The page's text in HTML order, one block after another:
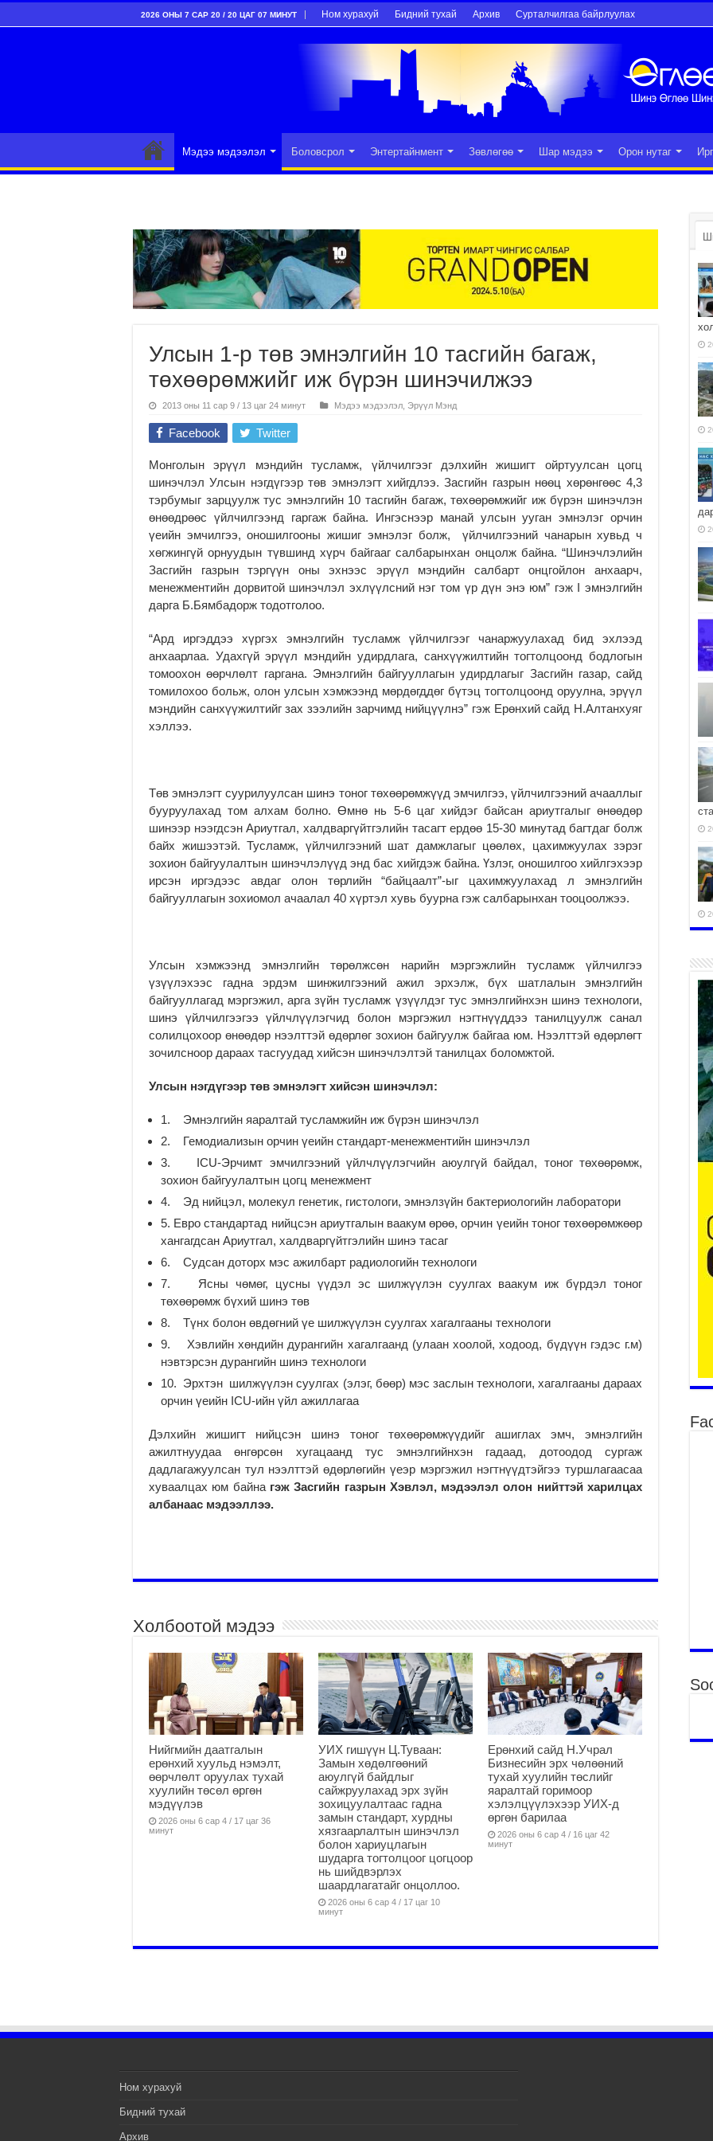
2026 ОНЫ 7 САР 20 / 20 ЦАГ 07 МИНУТ Ном хурахуй Бидний тухай Архив Сурталчилгаа байрлуулах
Мэдээ мэдээлэл Боловсрол Энтертайнмент Зөвлөгөө Шар мэдээ Орон нутаг
Улсын 1-р төв эмнэлгийн 10 тасгийн багаж,
төхөөрөмжийг иж бүрэн шинэчилжээ
2013 оны 11 сар 9 / 13 цаг 24 минут Мэдээ мэдээлэл Эрүүл Мэнд
Facebook Twitter
Монголын эрүүл мэндийн тусламж, үйлчилгээг дэлхийн жишигт ойртуулсан цогц
шинэчлэл Улсын нэгдүгээр төв эмнэлэгт хийгдлээ. Засгийн газрын нөөц хөрөнгөөс 4,3
тэрбумыг зарцуулж тус эмнэлгийн 10 тасгийн багаж, төхөөрөмжийг иж бүрэн шинэчлэн
өнөөдрөөс үйлчилгээнд гаргаж байна. Ингэснээр манай улсын ууган эмнэлэг орчин
үеийн эмчилгээ, оношилгооны жишиг эмнэлэг болж, үйлчилгээний чанарын хувьд ч
хөгжингүй орнуудын түвшинд хүрч байгааг салбарынхан онцолж байна. “Шинэчлэлийн
Засгийн газрын тэргүүн оны эхнээс эрүүл мэндийн салбарт онцгойлон анхаарч,
менежментийн дорвитой шинэчлэл эхлүүлсний нэг том үр дүн энэ юм” гэж I эмнэлгийн
дарга Б.Бямбадорж тодотголоо.
“Ард иргэддээ хүргэх эмнэлгийн тусламж үйлчилгээг чанаржуулахад бид эхлээд
анхаарлаа. Удахгүй эрүүл мэндийн удирдлага, санхүүжилтийн тогтолцоонд бодлогын
томоохон өөрчлөлт гаргана. Эмнэлгийн байгууллагын удирдлагыг Засгийн газар, сайд
томилохоо больж, олон улсын хэмжээнд мөрдөгддөг бүтэц тогтолцоонд оруулна, эрүүл
мэндийн санхүүжилтийг зах зээлийн зарчимд нийцүүлнэ” гэж Ерөнхий сайд Н.Алтанхуяг
хэллээ.
Төв эмнэлэгт суурилуулсан шинэ тоног төхөөрөмжүүд эмчилгээ, үйлчилгээний ачааллыг
бууруулахад том алхам болно. Өмнө нь 5-6 цаг хийдэг байсан ариутгалыг өнөөдөр
шинээр нээгдсэн Ариутгал, халдваргүйтгэлийн тасагт ердөө 15-30 минутад багтдаг болж
байх жишээтэй. Тусламж, үйлчилгээний шат дамжлагыг цөөлөх, цахимжуулах зэрэг
зохион байгуулалтын шинэчлэлүүд энд бас хийгдэж байна. Үзлэг, оношилгоо хийлгэхээр
ирсэн иргэдээс авдаг олон төрлийн “байцаалт”-ыг цахимжуулахад л эмнэлгийн
байгууллагын зохиомол ачаалал 40 хүртэл хувь буурна гэж салбарынхан тооцоолжээ.
Улсын хэмжээнд эмнэлгийн төрөлжсөн нарийн мэргэжлийн тусламж үйлчилгээ
үзүүлэхээс гадна эрдэм шинжилгээний ажил эрхэлж, бүх шатлалын эмнэлгийн
байгууллагад мэргэжил, арга зүйн тусламж үзүүлдэг тус эмнэлгийнхэн шинэ технологи,
шинэ үйлчилгээгээ үйлчлүүлэгчид болон мэргэжил нэгтнүүддээ танилцуулж санал
солилцохоор өнөөдөр нээлттэй өдөрлөг зохион байгуулж байгаа юм. Нээлттэй өдөрлөгт
зочилсноор дараах тасгуудад хийсэн шинэчлэлтэй танилцах боломжтой.
Улсын нэгдүгээр төв эмнэлэгт хийсэн шинэчлэл:
1. Эмнэлгийн яаралтай тусламжийн иж бүрэн шинэчлэл
2. Гемодиализын орчин үеийн стандарт-менежментийн шинэчлэл
3. ICU-Эрчимт эмчилгээний үйлчлүүлэгчийн аюулгүй байдал, тоног төхөөрөмж,
зохион байгуулалтын цогц менежмент
4. Эд нийцэл, молекул генетик, гистологи, эмнэлзүйн бактериологийн лаборатори
5. Евро стандартад нийцсэн ариутгалын ваакум өрөө, орчин үеийн тоног төхөөрөмжөөр
хангагдсан Ариутгал, халдваргүйтгэлийн шинэ тасаг
6. Судсан доторх мэс ажилбарт радиологийн технологи
7. Ясны чөмөг, цусны үүдэл эс шилжүүлэн суулгах ваакум иж бүрдэл тоног
төхөөрөмж бүхий шинэ төв
8. Түнх болон өвдөгний үе шилжүүлэн суулгах хагалгааны технологи
9. Хэвлийн хөндийн дурангийн хагалгаанд (улаан хоолой, ходоод, бүдүүн гэдэс г.м)
нэвтэрсэн дурангийн шинэ технологи
10. Эрхтэн шилжүүлэн суулгах (элэг, бөөр) мэс заслын технологи, хагалгааны дараах
орчин үеийн ICU-ийн үйл ажиллагаа
Дэлхийн жишигт нийцсэн шинэ тоног төхөөрөмжүүдийг ашиглах эмч, эмнэлгийн
ажилтнуудаа өнгөрсөн хугацаанд тус эмнэлгийнхэн гадаад, дотоодод сургаж
дадлагажуулсан тул нээлттэй өдөрлөгийн үеэр мэргэжил нэгтнүүдтэйгээ туршлагаасаа
хуваалцах юм байна гэж Засгийн газрын Хэвлэл, мэдээлэл олон нийттэй харилцах
албанаас мэдээллээ.
Холбоотой мэдээ
Нийгмийн даатгалын
ерөнхий хуульд нэмэлт,
өөрчлөлт оруулах тухай
хуулийн төсөл өргөн
мэдүүлэв
2026 оны 6 сар 4 / 17 цаг 36
минут
УИХ гишүүн Ц.Туваан:
Замын хөдөлгөөний
аюулгүй байдлыг
сайжруулахад эрх зүйн
зохицуулалтаас гадна
замын стандарт, хурдны
хязгаарлалтын шинэчлэл
болон хариуцлагын
шударга тогтолцоог цогцоор
нь шийдвэрлэх
шаардлагатайг онцоллоо.
2026 оны 6 сар 4 / 17 цаг 10
минут
Ерөнхий сайд Н.Учрал
Бизнесийн эрх чөлөөний
тухай хуулийн төслийг
яаралтай горимоор
хэлэлцүүлэхээр УИХ-д
өргөн барилаа
2026 оны 6 сар 4 / 16 цаг 42
минут
Ном хурахуй
Бидний тухай
Архив